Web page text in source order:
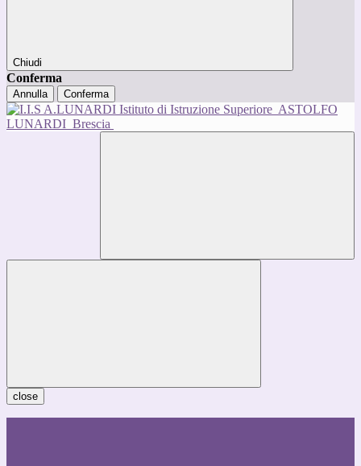
Chiudi
Conferma
Annulla Conferma
Istituto di Istruzione Superiore ASTOLFO
LUNARDI Brescia
close